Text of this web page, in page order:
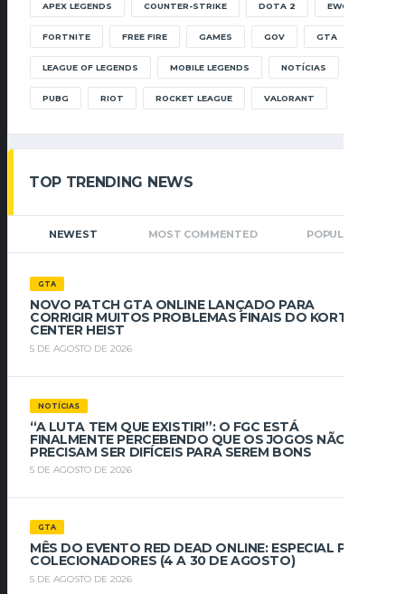
APEX LEGENDS COUNTER-STRIKE DOTA 2 EWC
FORTNITE FREE FIRE GAMES GOV GTA
LEAGUE OF LEGENDS MOBILE LEGENDS NOTÍCIAS
PUBG RIOT ROCKET LEAGUE VALORANT
TOP TRENDING NEWS
NEWEST MOST COMMENTED POPULAR
GTA
NOVO PATCH GTA ONLINE LANÇADO PARA
CORRIGIR MUITOS PROBLEMAS FINAIS DO KORTZ
CENTER HEIST
5 DE AGOSTO DE 2026
NOTÍCIAS
“A LUTA TEM QUE EXISTIR!”: O FGC ESTÁ
FINALMENTE PERCEBENDO QUE OS JOGOS NÃO
PRECISAM SER DIFÍCEIS PARA SEREM BONS
5 DE AGOSTO DE 2026
GTA
MÊS DO EVENTO RED DEAD ONLINE: ESPECIAL PARA
COLECIONADORES (4 A 30 DE AGOSTO)
5 DE AGOSTO DE 2026